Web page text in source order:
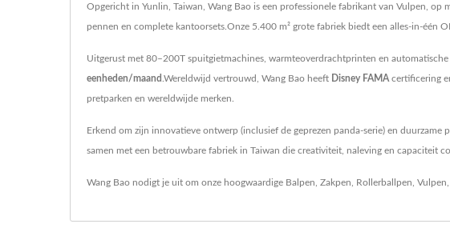
Opgericht in Yunlin, Taiwan, Wang Bao is een professionele fabrikant van Vulpen,
pennen en complete kantoorsets.Onze 5.400 m² grote fabriek biedt een alles-in-één
Uitgerust met 80–200T spuitgietmachines, warmteoverdrachtprinten en
eenheden/maand .Wereldwijd vertrouwd, Wang Bao heeft Disney FAMA certificering
pretparken en wereldwijde merken.
Erkend om zijn innovatieve ontwerp (inclusief de geprezen panda-serie) en
samen met een betrouwbare fabriek in Taiwan die creativiteit, naleving en capaciteit
Wang Bao nodigt je uit om onze hoogwaardige Balpen Zakpen Rollerballpen Vulpen